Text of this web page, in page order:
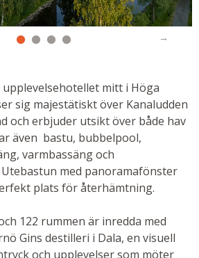
mitt i Höga
sig majestätiskt över Kanaludden
och erbjuder utsikt över både hav
även bastu, bubbelpool,
varmbassäng och
med panoramafönster
plats för återhämtning.
122 rummen är inredda med
Gins destilleri i Dala, en visuell
och upplevelser som möter